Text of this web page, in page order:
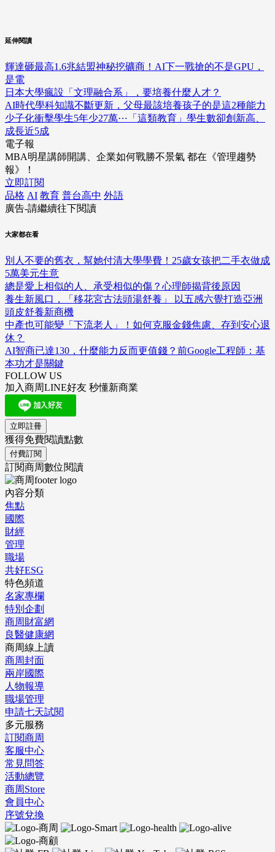
延伸閱讀
輝達砸最高1.6兆結盟神秘挖礦商！AI下一戰搶的不是GPU，
是電
日本大學瘋設「文理融合系」，要培養什麼人才？
AI時代學科知識不斷更新，父母最該培養孩子的是這2種能力
少子化衝擊學生5年少27萬⋯「這類教育」學生數卻創新高、
成長近5成
電子報
MBA明星講師開講、企業如何戰勝不景氣 都在《管理趨勢
報》！
立即訂閱
品格 AI 教育 普台高中 外語
廣告-請繼續往下閱讀
大家都在看
別人不要的舊衣，幫她付清大學學費！25歲女孩把二手衣做成
5萬美元生意
總是愛上相似的人、承受相似的傷？心理師揭背後原因
養生新風口，「移花宮古法頭湯舒養」 以五感六覺打造亞洲
頭皮舒養新商機
中產也可能變「下流老人」！如何克服金錢焦慮、存到安心退
休？
AI智商已達130，什麼能力反而更值錢？前Google工程師：基
本功才是關鍵
FOLLOW US
加入商周LINE好友 秒懂新商業
立即註冊
獲得免費閱讀點數
付費訂閱
訂閱商周數位閱讀
內容分類
焦點
國際
財經
管理
職場
共好ESG
特色頻道
名家專欄
特別企劃
商周財富網
良醫健康網
商周線上讀
商周封面
兩岸國際
人物報導
職場管理
申請七天試閱
多元服務
訂閱商周
客服中心
常見問答
活動總覽
商周Store
會員中心
序號兌換